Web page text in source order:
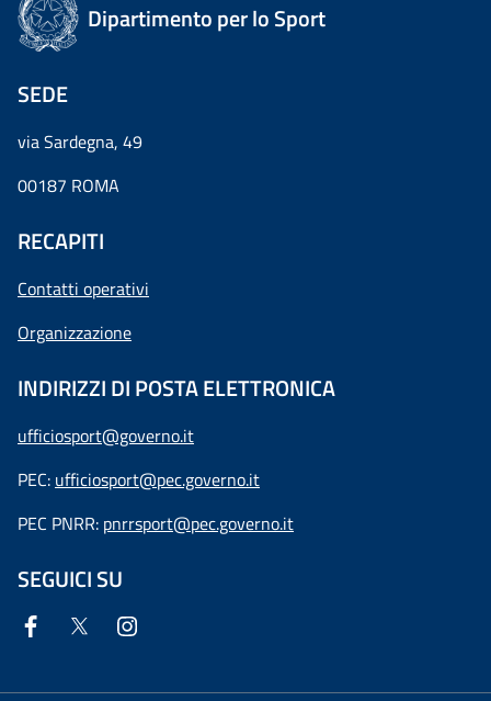
Dipartimento per lo Sport
SEDE
via Sardegna, 49
00187 ROMA
RECAPITI
Contatti operativi
Organizzazione
INDIRIZZI DI POSTA ELETTRONICA
ufficiosport@governo.it
PEC: ufficiosport@pec.governo.it
PEC PNRR: pnrrsport@pec.governo.it
SEGUICI SU